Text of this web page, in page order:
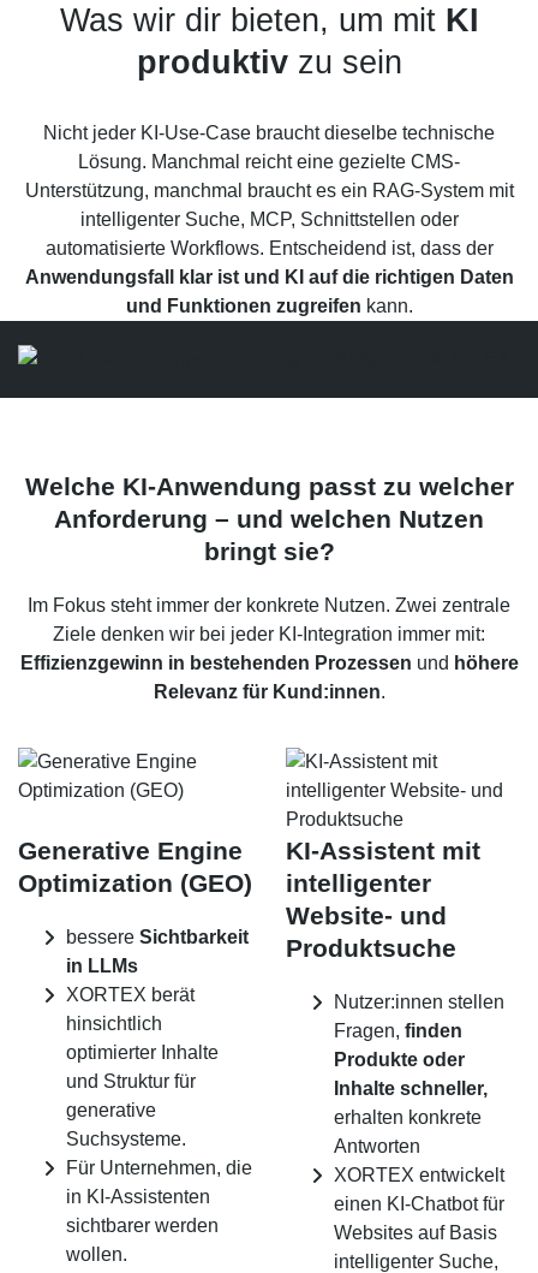
Was wir dir bieten, um mit KI
produktivzu sein
Nicht jeder KI-Use-Case braucht dieselbe technische
Lösung. Manchmal reicht eine gezielte CMS-
Unterstützung, manchmal braucht es ein RAG-System mit
intelligenter Suche, MCP, Schnittstellen oder
automatisierte Workflows. Entscheidend ist, dass der
Anwendungsfall klar ist und KI auf die richtigen Daten
und Funktionen zugreifen kann.
Welche KI-Anwendung passt zu welcher
Anforderung – und welchen Nutzen
bringt sie?
Im Fokus steht immer der konkrete Nutzen. Zwei zentrale
Ziele denken wir bei jeder KI-Integration immer mit:
Effizienzgewinn in bestehenden Prozessen und höhere
Relevanz für Kund:innen.
Generative Engine
Optimization (GEO)
bessere Sichtbarkeit
in LLMs
XORTEX berät
hinsichtlich
optimierter Inhalte
und Struktur für
generative
Suchsysteme.
Für Unternehmen, die
in KI-Assistenten
sichtbarer werden
wollen.
KI-Assistent mit
intelligenter
Website- und
Produktsuche
Nutzer:innen stellen
Fragen, finden
Produkte oder
Inhalte schneller,
erhalten konkrete
Antworten
XORTEX entwickelt
einen KI-Chatbot für
Websites auf Basis
intelligenter Suche,